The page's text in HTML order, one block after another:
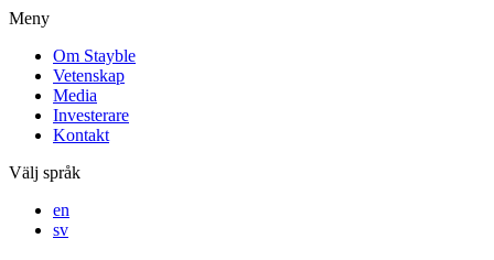
Meny
Om Stayble
Vetenskap
Media
Investerare
Kontakt
Välj språk
en
sv